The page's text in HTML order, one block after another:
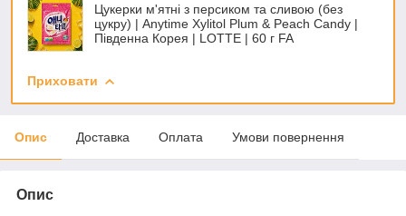
Цукерки м'ятні з персиком та сливою (без
цукру) | Anytime Xylitol Plum & Peach Candy |
Південна Корея | LOTTE | 60 г FA
Приховати
Опис Доставка Оплата Умови повернення
Опис